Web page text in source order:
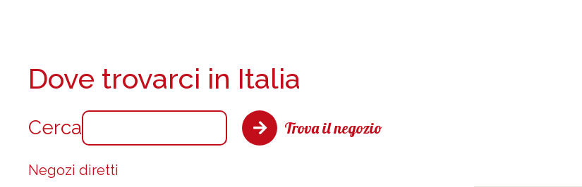
Cerca Trova il negozio
Dove trovarci in Italia
Negozi diretti